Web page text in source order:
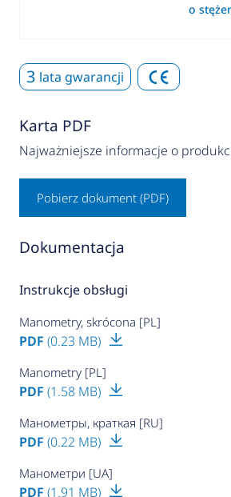
o
3 lata gwarancji
Karta PDF
Najważniejsze informacje o
Pobierz dokument (PDF)
Dokumentacja
Instrukcje obsługi
Manometry, skrócona [PL]
PDF (0.23 MB)
Manometry [PL]
PDF (1.58 MB)
Манометры, краткая [RU]
PDF (0.22 MB)
Манометри [UA]
PDF (1.91 MB)